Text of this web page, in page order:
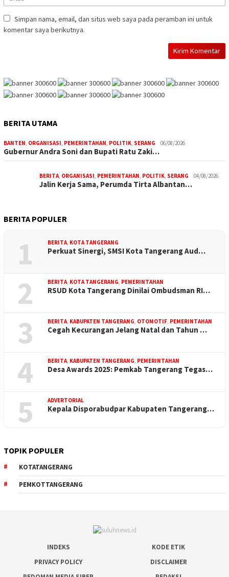
Simpan nama, email, dan situs web saya pada peramban ini untuk
komentar saya berikutnya.
BERITA UTAMA
BANTEN ORGANISASI PEMERINTAHAN POLITIK SERANG 06/08/2026
Gubernur Andra Soni dan Bupati Ratu Zaki…
BERITA ORGANISASI PEMERINTAHAN POLITIK SERANG 04/08/2026
Jalin Kerja Sama, Perumda Tirta Albantan…
BERITA POPULER
1 BERITA KOTA TANGERANG
Perkuat Sinergi, SMSI Kota Tangerang Aud…
2 BERITA KOTA TANGERANG PEMERINTAHAN
RSUD Kota Tangerang Dinilai Ombudsman RI…
3 BERITA KABUPATEN TANGERANG OTOMOTIF PEMERINTAHAN
Cegah Kecurangan Jelang Natal dan Tahun …
4 BERITA KABUPATEN TANGERANG PEMERINTAHAN
Desa Awards 2025: Pemkab Tangerang Tegas…
5 ADVERTORIAL
Kepala Disporabudpar Kabupaten Tangerang…
TOPIK POPULER
KOTATANGERANG
PEMKOTTANGERANG
INDEKS
KODE ETIK
PRIVACY POLICY
DISCLAIMER